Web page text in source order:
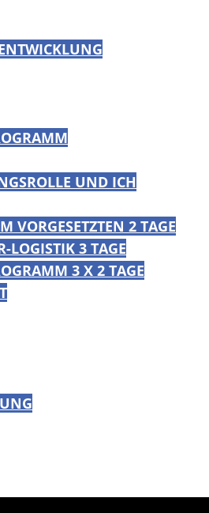
UND ICH
VORGESETZTEN 2 TAGE
LOGISTIK 3 TAGE
3 X 2 TAGE